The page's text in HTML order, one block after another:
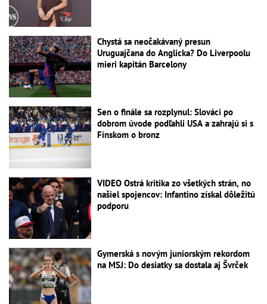
Chystá sa neočakávaný presun
Uruguajčana do Anglicka? Do Liverpoolu
mieri kapitán Barcelony
Sen o finále sa rozplynul: Slováci po
dobrom úvode podľahli USA a zahrajú si s
Fínskom o bronz
VIDEO Ostrá kritika zo všetkých strán, no
našiel spojencov: Infantino získal dôležitú
podporu
Gymerská s novým juniorským rekordom
na MSJ: Do desiatky sa dostala aj Švrček